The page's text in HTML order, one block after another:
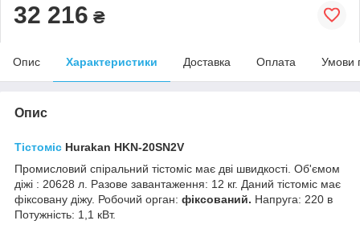
32 216 ₴
Опис Характеристики Доставка Оплата Умови
Опис
Тістоміс Hurakan HKN-20SN2V
Промисловий спіральний тістоміс має дві швидкості. Об'ємом
діжі : 20628 л. Разове завантаження: 12 кг. Даний тістоміс має
фіксовану діжу. Робочий орган: фіксований. Напруга: 220 в
Потужність: 1,1 кВт.